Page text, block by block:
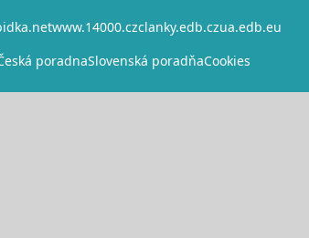
www.14000.czclanky.edb.czua.edb.eu
poradnaSlovenská poradňaCookies